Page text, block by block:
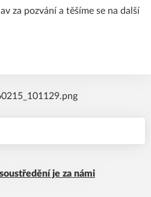
je za námi
za pozvání a těšíme se na další